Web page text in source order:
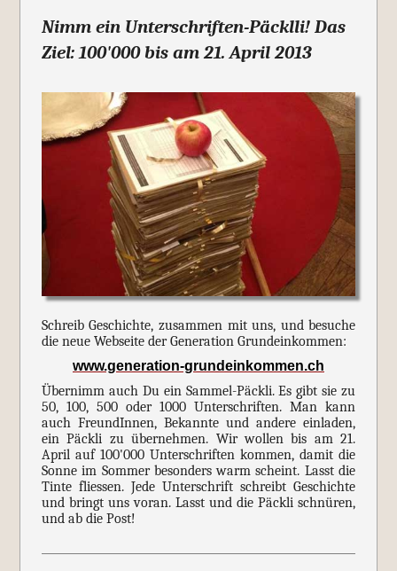
Nimm ein Unterschriften-Päcklli! Das
Ziel: 100'000 bis am 21. April 2013
Schreib Geschichte, zusammen mit uns, und besuche
die neue Webseite der Generation Grundeinkommen:
www.generation-grundeinkommen.ch
Übernimm auch Du ein Sammel-Päckli. Es gibt sie zu
50, 100, 500 oder 1000 Unterschriften. Man kann
auch FreundInnen, Bekannte und andere einladen,
ein Päckli zu übernehmen. Wir wollen bis am 21.
April auf 100'000 Unterschriften kommen, damit die
Sonne im Sommer besonders warm scheint. Lasst die
Tinte fliessen. Jede Unterschrift schreibt Geschichte
und bringt uns voran. Lasst und die Päckli schnüren,
und ab die Post!